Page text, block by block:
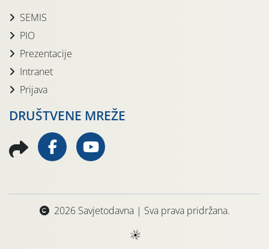
SEMIS
PIO
Prezentacije
Intranet
Prijava
DRUŠTVENE MREŽE
2026 Savjetodavna | Sva prava pridržana.